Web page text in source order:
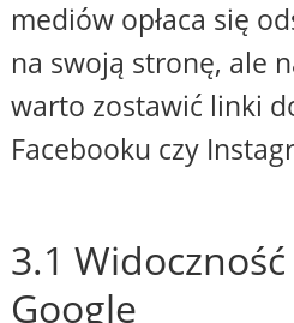
mediów opłaca się
na swoją stronę, ale
warto zostawić linki
Facebooku czy
3.1
Google